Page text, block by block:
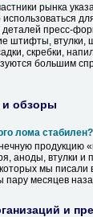
рынка
деталей пресс-
штифты, втулки,
скребки,
большим
и обзоры
лома стабилен?
продукцию
аноды, втулки и
мы писали
пару месяцев
и